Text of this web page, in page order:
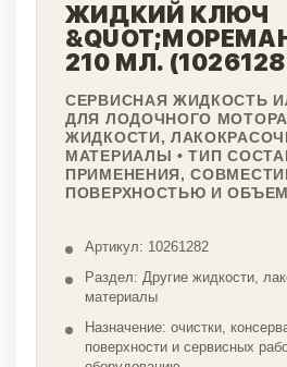
ЖИДКИЙ КЛЮЧ
210 МЛ.
СЕРВИСНАЯ ЖИДКОСТЬ
ДЛЯ ЛОДОЧНОГО МОТОРА
ЖИДКОСТИ,
МАТЕРИАЛЫ • ТИП
ПРИМЕНЕНИЯ,
ПОВЕРХНОСТЬЮ И ОБЪЕМ
Артикул: 10261282
Раздел: Другие жидкости,
материалы
Назначение: очистки,
поверхности и сервисных